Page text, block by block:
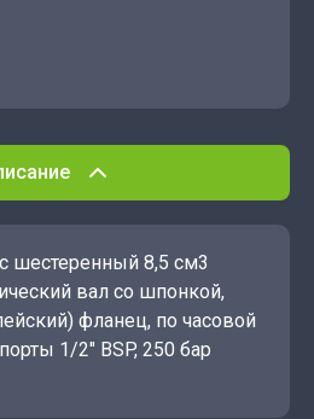
шестеренный 8,5 см3
вал со шпонкой,
фланец, по часовой
1/2" BSP, 250 бар